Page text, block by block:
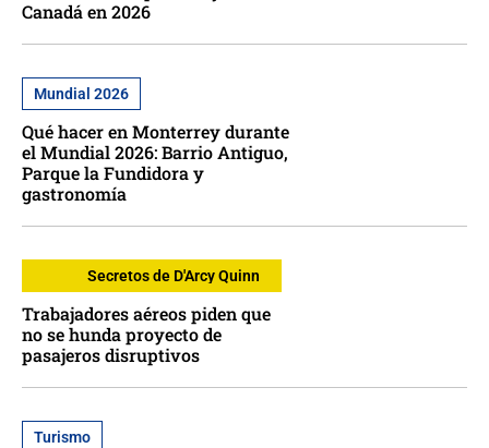
Canadá en 2026
Mundial 2026
Qué hacer en Monterrey durante
el Mundial 2026: Barrio Antiguo,
Parque la Fundidora y
gastronomía
Secretos de D'Arcy Quinn
Trabajadores aéreos piden que
no se hunda proyecto de
pasajeros disruptivos
Turismo